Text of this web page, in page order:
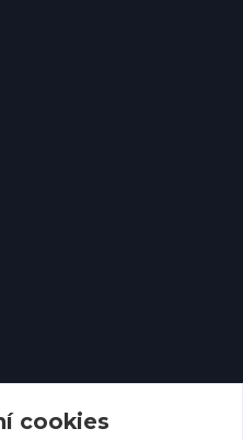
cookies